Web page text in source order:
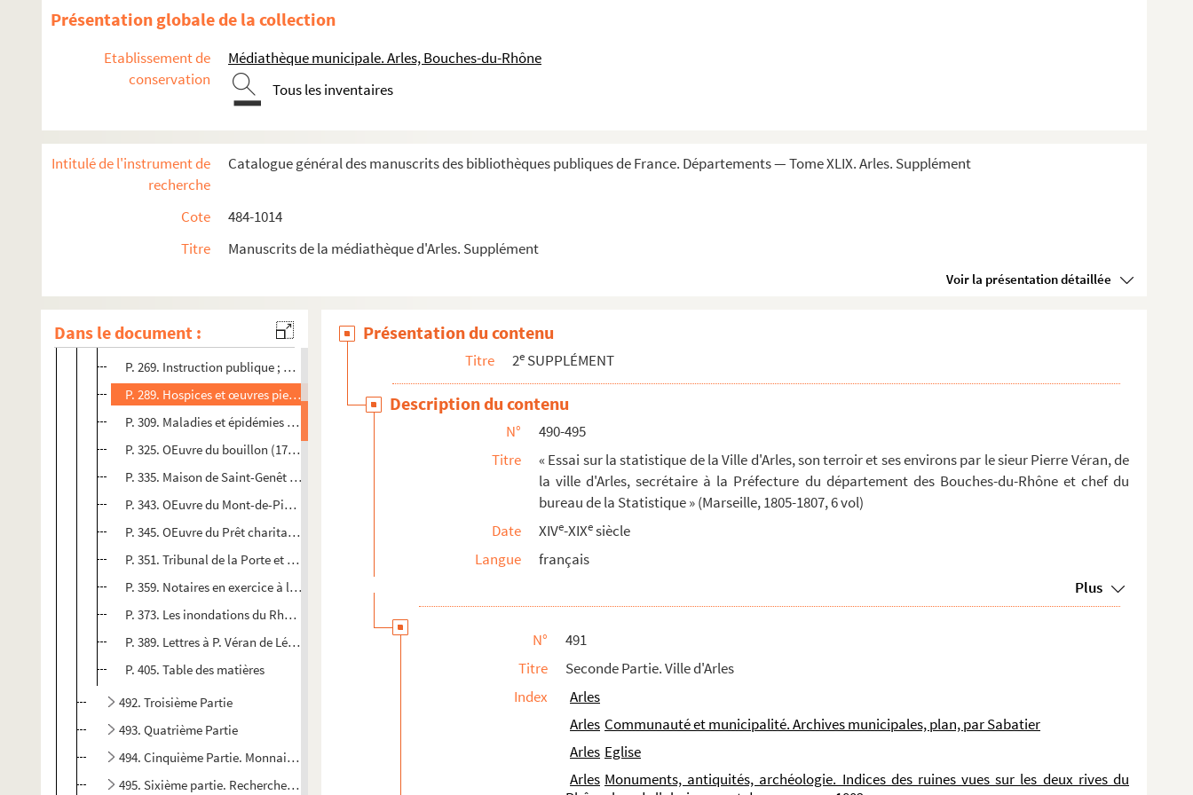
Présentation globale de la collection
Etablissement de
conservation
Médiathèque municipale. Arles, Bouches-du-Rhône
Tous les inventaires
Intitulé de l'instrument de
recherche
Catalogue général des manuscrits des bibliothèques publiques de France. Départements — Tome XLIX. Arles. Supplément
Cote
484-1014
Titre
Manuscrits de la médiathèque d'Arles. Supplément
Voir la présentation détaillée
Dans le document :
P. 103. Magistrats politiques de la ville
P. 161. Température d'Arles
P. 169. Inondations du Rhône, débordemens de la mer, avec une échelle hydraulique des plus grands abaissemen...
P. 203. Indices des ruines vues sur les deux rives du Rhône lors de l'abbaissement extraordinaire de ses eau...
P. 209. Table chronologique des grands froids depuis 763
P. 245. Portrait des Arlésiennes d'après M. Bérenger (extr. desSoirées Provençales
P. 253. Spectacles de la Targue ; de la Joute ; lutte ; course des hommes, des vieillards, des enfants, autr...
P. 263. Académie (1667) ; gravure commémorative de Roullet
P. 269. Instruction publique ; Collège (1637) ; École de Laugier (1730) ; Frères des Écoles chrétiennes (174...
P. 289. Hospices et œuvres pies ; tableau des décès dans l'hôpital d'Arles
P. 309. Maladies et épidémies ; vaccination ; accouchements ; hôpitaux de convalescence
P. 325. OEuvre du bouillon (1739) ; œuvre des Pauvres honteux ; Maison de Charité (1641)
P. 335. Maison de Saint-Genêt ou des Repenties
P. 343. OEuvre du Mont-de-Piété ou Notre-Dame de Bon Secours
P. 345. OEuvre du Prêt charitable en blé
P. 351. Tribunal de la Porte et tribunal du Lion ; Sénéchaussée
P. 359. Notaires en exercice à l'époque de la suppression de la Sénéchaussée
P. 373. Les inondations du Rhône de 1755, 1801 et 1810 ; élévation des eaux du Rhône en 1816
P. 389. Lettres à P. Véran de Légier (11 septembre), de Laudun (15 octobre), de Bijaudy, curé de Fourques (2...
P. 405. Table des matières
492. Troisième Partie
493. Quatrième Partie
494. Cinquième Partie. Monnaies anciennes. Prix des denrées et autres marchandises de la ville d'Arles, s...
495. Sixième partie. Recherches sur la météorologie, le règne animal et végétal pour servir de suite à la...
Présentation du contenu
Titre 2e SUPPLÉMENT
Description du contenu
N°
490-495
Titre
« Essai sur la statistique de la Ville d'Arles, son terroir et ses environs par le sieur Pierre Véran, de
la ville d'Arles, secrétaire à la Préfecture du département des Bouches-du-Rhône et chef du
bureau de la Statistique » (Marseille, 1805-1807, 6 vol)
Date
XIVe-XIXesiècle
Langue
français
Plus
N°
491
Titre
Seconde Partie. Ville d'Arles
Index
Arles
Arles Communauté et municipalité. Archives municipales, plan, par Sabatier
Arles Eglise
Arles Monuments, antiquités, archéologie. Indices des ruines vues sur les deux rives du